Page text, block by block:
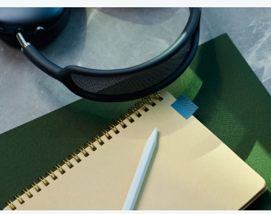
eigin aðstæðum, til að mynda fasta eða
breytilega vexti, verðbólgu, stýrivexti, lánstíma
og afborgunarleiðir.